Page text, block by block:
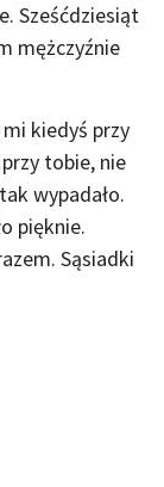
Sześćdziesiąt
mężczyźnie
kiedyś przy
tobie, nie
wypadało.
pięknie.
Sąsiadki